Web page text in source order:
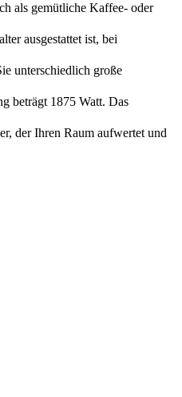
als gemütliche Kaffee- oder
ausgestattet ist, bei
unterschiedlich große
beträgt 1875 Watt. Das
der Ihren Raum aufwertet und